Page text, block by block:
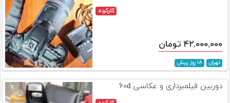
کارکرده
۴۲,۰۰۰,۰۰۰ تومان
تهران ۱۸ روز پیش
دوربین فیلمبرداری و عکاسی ۶۰d